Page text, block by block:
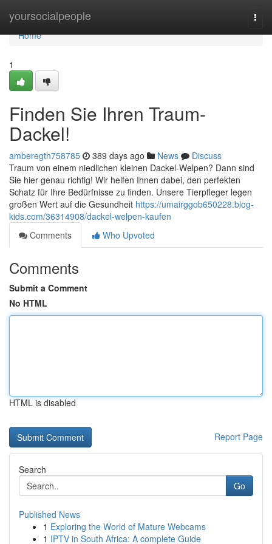
yoursocialpeople
Home
Home
1
Finden Sie Ihren Traum-
Dackel!
amberegth758785 389 days ago News
Discuss
Traum von einem niedlichen kleinen Dackel-Welpen? Dann sind
Sie hier genau richtig! Wir helfen Ihnen dabei, den perfekten
Schatz für Ihre Bedürfnisse zu finden. Unsere Tierpfleger legen
großen Wert auf die Gesundheit https://umairggob650228.blog-
kids.com/36314908/dackel-welpen-kaufen
Comments
Who Upvoted
Comments
Submit a Comment
No HTML
HTML is disabled
Report Page
Search
Go
Published News
1 Exploring the World of Mature Webcams
1 IPTV in South Africa: A complete Guide